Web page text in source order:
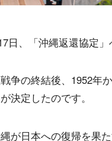
日、「沖縄返還協定」
争の終結後、1952年
決定したのです。
が日本への復帰を果